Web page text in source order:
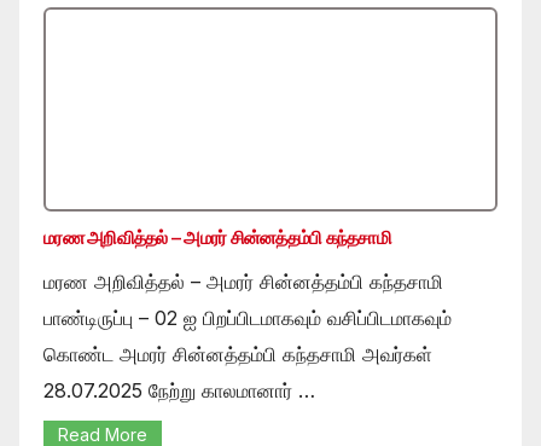
மரண அறிவித்தல் – அமரர் சின்னத்தம்பி கந்தசாமி
மரண அறிவித்தல் – அமரர் சின்னத்தம்பி கந்தசாமி
பாண்டிருப்பு – 02 ஐ பிறப்பிடமாகவும் வசிப்பிடமாகவும்
கொண்ட அமரர் சின்னத்தம்பி கந்தசாமி அவர்கள்
28.07.2025 நேற்று காலமானார் …
Read More